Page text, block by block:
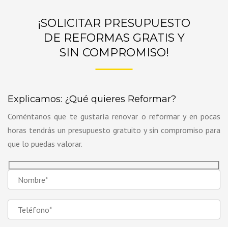
¡SOLICITAR PRESUPUESTO
DE REFORMAS GRATIS Y
SIN COMPROMISO!
Explicamos: ¿Qué quieres Reformar?
Coméntanos que te gustaría renovar o reformar y en pocas
horas tendrás un presupuesto gratuito y sin compromiso para
que lo puedas valorar.